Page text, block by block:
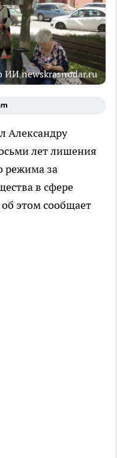
ИИ newskrasnodar.ru
Александру
лет лишения
режима за
в сфере
этом сообщает